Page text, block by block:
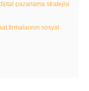
pazarlama stratejisi
firmalarının sosyal